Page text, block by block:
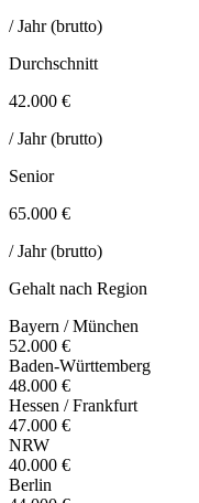
/ Jahr (brutto)
Durchschnitt
42.000 €
/ Jahr (brutto)
Senior
65.000 €
/ Jahr (brutto)
Gehalt nach Region
Bayern / München
52.000 €
Baden-Württemberg
48.000 €
Hessen / Frankfurt
47.000 €
NRW
40.000 €
Berlin